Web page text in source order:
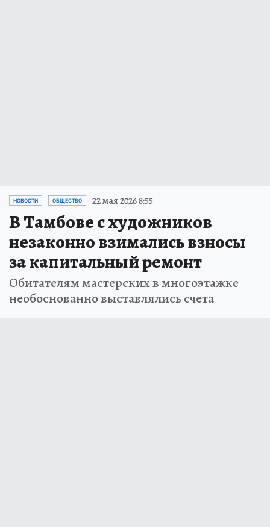
НОВОСТИ ОБЩЕСТВО 22 мая 2026 8:55
В Тамбове с художников
незаконно взимались взносы
за капитальный ремонт
Обитателям мастерских в многоэтажке
необоснованно выставлялись счета